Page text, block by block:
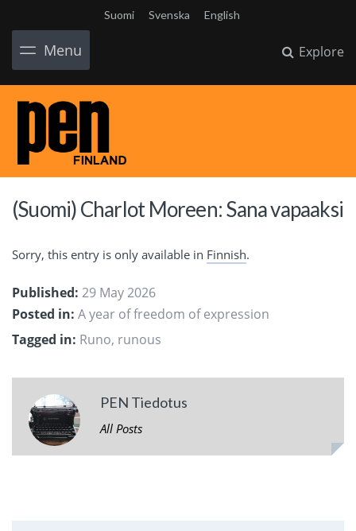
Suomi Svenska English
Menu Explore
(Suomi) Charlot Moreen: Sana vapaaksi
Sorry, this entry is only available in Finnish.
Published: 29 May 2026
Posted in: A year of freedom of expression
Tagged in: Runo, runous
PEN Tiedotus
All Posts